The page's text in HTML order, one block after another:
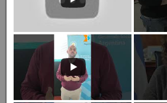
Prensa Legislativa @prensalegistdf
SEGURIDAD: Villegas destacó la
emergencia Sistema integral de
Cargar más